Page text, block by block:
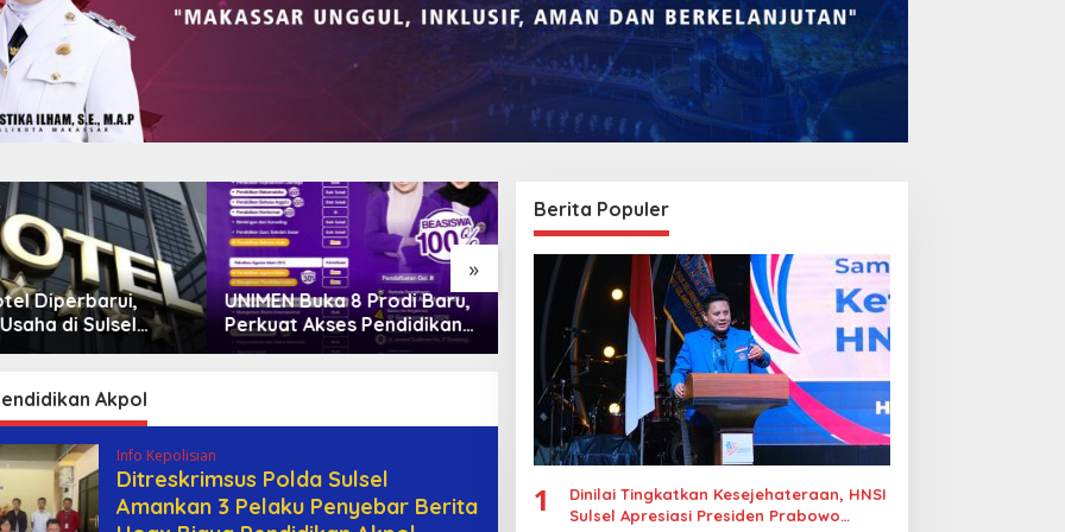
»
Buka 8 Prodi Baru,
Akses Pendidikan
Daya Saing
Bank Sulselbar Bantu Dump
Truck Sampah, Enrekang
Perkuat Layanan
Lomba Rakyat Gelar
“Pidato AHY Muda 2026”,
Dorong Pelajar Indonesia
Berani Sampaikan
Gagasan untuk Bangsa
Legalitas Tower di
Karuwisi–Sinrijala
Dipertanyakan Warga
Akpol
Info Kepolisian
Ditreskrimsus Polda Sulsel
Amankan 3 Pelaku Penyebar Berita
Berita Populer
1
Dinilai Tingkatkan Kesejehateraan, HNSI
Sulsel Apresiasi Presiden Prabowo